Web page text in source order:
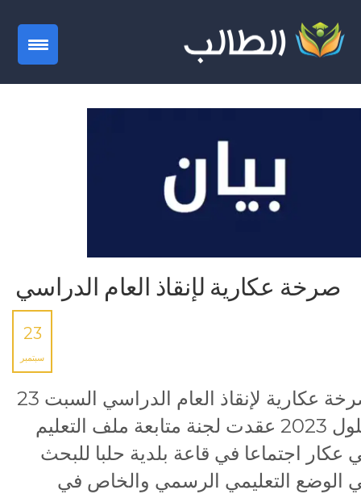
صرخة عكارية لإنقاذ العام الدراسي
23
سبتمبر
صرخة عكارية لإنقاذ العام الدراسي السبت 23
أيلول 2023 عقدت لجنة متابعة ملف التعليم
عكار اجتماعا في قاعة بلدية حلبا للبحث
الوضع التعليمي الرسمي والخاص في